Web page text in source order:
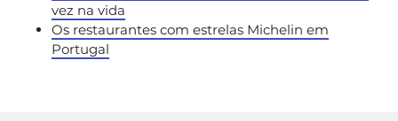
vez na vida
Os restaurantes com estrelas Michelin em
Portugal